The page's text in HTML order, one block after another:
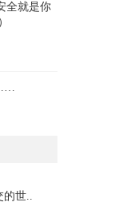
全就是你
世..